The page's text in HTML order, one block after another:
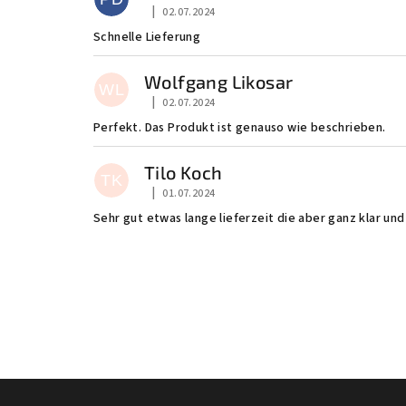
Die Shop-Bewertung beträgt 5 von 5 Sternen.
| 02.07.2024
Schnelle Lieferung
WL Wolfgang Likosar
Die Shop-Bewertung beträgt 5 von 5 Sternen.
| 02.07.2024
Perfekt. Das Produkt ist genauso wie beschrieben.
TK Tilo Koch
Die Shop-Bewertung beträgt 5 von 5 Sternen.
| 01.07.2024
Sehr gut etwas lange lieferzeit die aber ganz klar